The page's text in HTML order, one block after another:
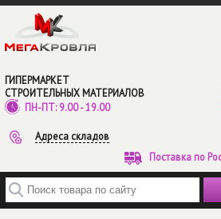
Перейти к основному содержанию
ГИПЕРМАРКЕТ
СТРОИТЕЛЬНЫХ МАТЕРИАЛОВ
ПН-ПТ: 9.00 - 19.00
Адреса складов
Поставка по
Введите ключевые слова для поиска